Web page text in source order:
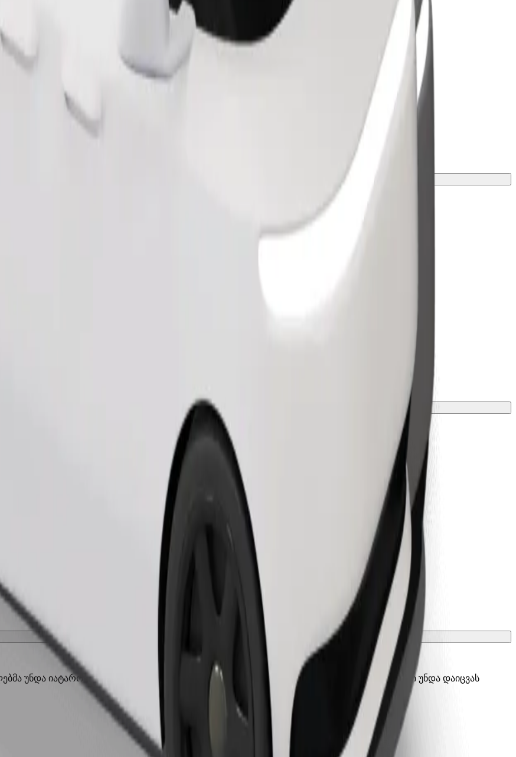
უნდა იატარონ მორჩი, პატარა ცხოველებს სჭირდებათ გადასატანი გალიის, სავარძლები უნდა დაიცვას